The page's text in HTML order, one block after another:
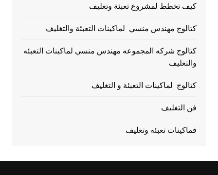
كيف تخطط لمشروع تعبئة وتغليف
كتالوج مهندس منسي لماكينات التعبئة والتغليف
كتالوج شركه المجموعه مهندس منسي لماكينات التعبئه
والتغليف
كتالوج لماكينات التعبئة و التغليف
فن التغليف
فماكينات تعبئه وتغليف